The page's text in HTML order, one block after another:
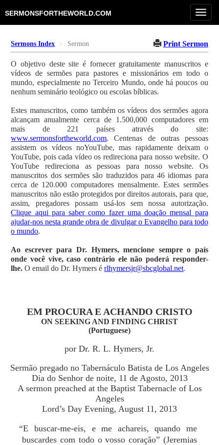
SERMONSFORTHEWORLD.COM
Sermons Index Sermon Print Sermon
O objetivo deste site é fornecer gratuitamente manuscritos e
vídeos de sermões para pastores e missionários em todo o
mundo, especialmente no Terceiro Mundo, onde há poucos ou
nenhum seminário teológico ou escolas bíblicas.
Estes manuscritos, como também os vídeos dos sermões agora
alcançam anualmente cerca de 1.500,000 computadores em
mais de 221 países através do site:
www.sermonsfortheworld.com. Centenas de outras pessoas
assistem os vídeos noYouTube, mas rapidamente deixam o
YouTube, pois cada vídeo os redireciona para nosso website. O
YouTube redireciona as pessoas para nosso website. Os
manuscritos dos sermões são traduzidos para 46 idiomas para
cerca de 120.000 computadores mensalmente. Estes sermões
manuscritos não estão protegidos por direitos autorais, para que,
assim, pregadores possam usá-los sem nossa autorização.
Clique aqui para saber como fazer uma doação mensal para
ajudar-nos nesta grande obra de divulgar o Evangelho para todo
o mundo.
Ao escrever para Dr. Hymers, mencione sempre o país
onde você vive, caso contrário ele não poderá responder-
lhe.O email do Dr. Hymers érlhymersjr@sbcglobal.net.
EM PROCURA E ACHANDO CRISTO
ON SEEKING AND FINDING CHRIST
(Portuguese)
por Dr. R. L. Hymers, Jr.
Sermão pregado no Tabernáculo Batista de Los Angeles
Dia do Senhor de noite, 11 de Agosto, 2013
A sermon preached at the Baptist Tabernacle of Los
Angeles
Lord’s Day Evening, August 11, 2013
“E buscar-me-eis, e me achareis, quando me
buscardes com todo o vosso coração” (Jeremias